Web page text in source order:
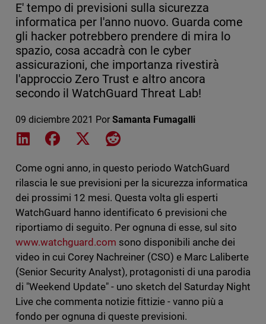
E' tempo di previsioni sulla sicurezza
informatica per l'anno nuovo. Guarda come
gli hacker potrebbero prendere di mira lo
spazio, cosa accadrà con le cyber
assicurazioni, che importanza rivestirà
l'approccio Zero Trust e altro ancora
secondo il WatchGuard Threat Lab!
09 diciembre 2021 Por Samanta Fumagalli
Share on LinkedIn
Share on Facebook
Share on XShare on Reddit
Come ogni anno, in questo periodo WatchGuard
rilascia le sue previsioni per la sicurezza informatica
dei prossimi 12 mesi. Questa volta gli esperti
WatchGuard hanno identificato 6 previsioni che
riportiamo di seguito. Per ognuna di esse, sul sito
www.watchguard.com sono disponibili anche dei
video in cui Corey Nachreiner (CSO) e Marc Laliberte
(Senior Security Analyst), protagonisti di una parodia
di "Weekend Update" - uno sketch del Saturday Night
Live che commenta notizie fittizie - vanno più a
fondo per ognuna di queste previsioni.